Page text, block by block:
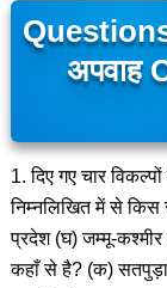
अपवाह
1. दिए गए चार
निम्नलिखित में से किस
प्रदेश (घ) जम्मू-कश्मीर
कहाँ से है? (क) सतपुड़ा